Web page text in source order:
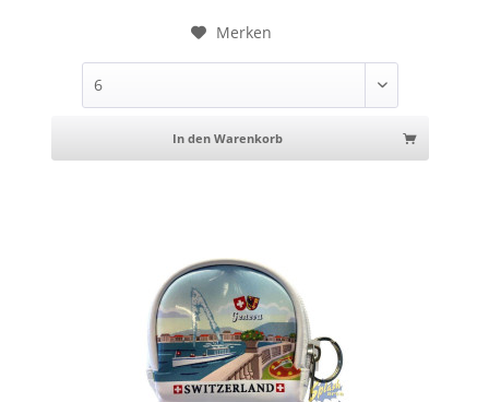
Merken
In den Warenkorb